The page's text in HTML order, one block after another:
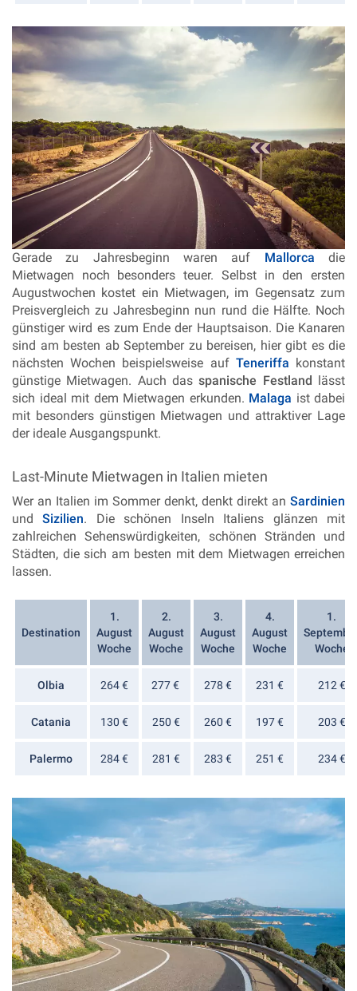
Gerade zu Jahresbeginn waren auf Mallorca
die
Mietwagen noch besonders teuer. Selbst in den ersten
Augustwochen kostet ein Mietwagen, im Gegensatz zum
Preisvergleich zu Jahresbeginn nun rund die Hälfte. Noch
günstiger wird es zum Ende der Hauptsaison. Die Kanaren
sind am besten ab September zu bereisen, hier gibt es die
nächsten Wochen beispielsweise auf Teneriffa konstant
günstige Mietwagen. Auch dasspanische Festland lässt
sich ideal mit dem Mietwagen erkunden. Malaga ist dabei
mit besonders günstigen Mietwagen und attraktiver Lage
der ideale Ausgangspunkt.
Last-Minute Mietwagen in Italien mieten
Wer an Italien im Sommer denkt, denkt direkt an Sardinien
undSizilien. Die schönen Inseln Italiens glänzen mit
zahlreichen Sehenswürdigkeiten, schönen Stränden und
Städten, die sich am besten mit dem Mietwagen erreichen
lassen.
Destination
1.
August
Woche
2.
August
Woche
3.
August
Woche
4.
August
Woche
1.
Woche
Olbia 264 € 277 € 278 € 231 € 212 €
Catania 130 € 250 € 260 € 197 € 203 €
Palermo 284 € 281 € 283 € 251 € 234 €